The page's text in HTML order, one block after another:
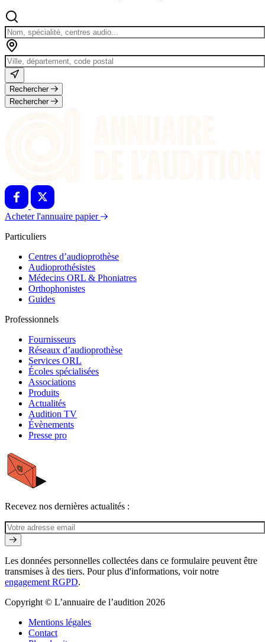
Rechercher
Rechercher
Acheter l'annuaire papier
Particuliers
Centres d’audioprothèse
Audioprothésistes
Médecins ORL & Phoniatres
Orthophonistes
Guides
Professionnels
Fournisseurs
Réseaux d’audioprothèse
Services ORL
Écoles spécialisées
Associations
Produits
Actualités
Audition TV
Évènements
Presse pro
Recevez nos dernières actualités :
Les données personnelles collectées dans ce formulaire peuvent être
transmises à des tiers. Pour plus d'informations, voir notre
engagement RGPD.
Copyright © L’annuaire de l’audition 2026
Mentions légales
Contact